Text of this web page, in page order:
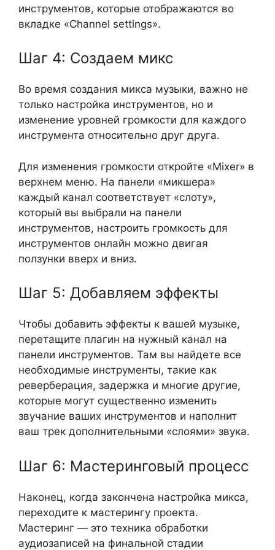
инструментов, которые отображаются во
вкладке «Channel settings».
Шаг 4: Создаем микс
Во время создания микса музыки, важно не
только настройка инструментов, но и
изменение уровней громкости для каждого
инструмента относительно друг друга.
Для изменения громкости откройте «Mixer» в
верхнем меню. На панели «микшера»
каждый канал соответствует «слоту»,
который вы выбрали на панели
инструментов, настроить громкость для
инструментов онлайн можно двигая
ползунки вверх и вниз.
Шаг 5: Добавляем эффекты
Чтобы добавить ​​эффекты к вашей музыке,
перетащите плагин на нужный канал на
панели инструментов. Там вы найдете все
необходимые инструменты, такие как
реверберация, задержка и многие другие,
которые могут существенно изменить
звучание ваших инструментов и наполнит
ваш трек дополнительными «слоями» звука.
Шаг 6: Мастеринговый процесс
Наконец, когда закончена настройка микса,
переходите к мастерингу проекта.
Мастеринг — это техника обработки
аудиозаписей на финальной стадии